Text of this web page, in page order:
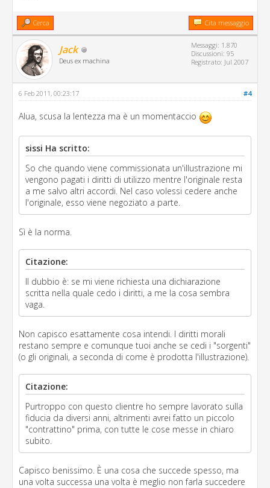
Cerca Cita messaggio
Jack
Deus ex machina
Messaggi: 1.870
Discussioni: 95
Registrato: Jul 2007
#4
6 Feb 2011, 00:23:17
Alua, scusa la lentezza ma è un momentaccio
sissi Ha scritto:
So che quando viene commissionata un'illustrazione mi
vengono pagati i diritti di utilizzo mentre l'originale resta
a me salvo altri accordi. Nel caso volessi cedere anche
l'originale, esso viene negoziato a parte.
Sì è la norma.
Citazione:
Il dubbio è: se mi viene richiesta una dichiarazione
scritta nella quale cedo i diritti, a me la cosa sembra
vaga.
Non capisco esattamente cosa intendi. I diritti morali
restano sempre e comunque tuoi anche se cedi i "sorgenti"
(o gli originali, a seconda di come è prodotta l'illustrazione).
Citazione:
Purtroppo con questo clientre ho sempre lavorato sulla
fiducia da diversi anni, altrimenti avrei fatto un piccolo
"contrattino" prima, con tutte le cose messe in chiaro
subito.
Capisco benissimo. È una cosa che succede spesso, ma
una volta successa una volta è meglio non farla succedere